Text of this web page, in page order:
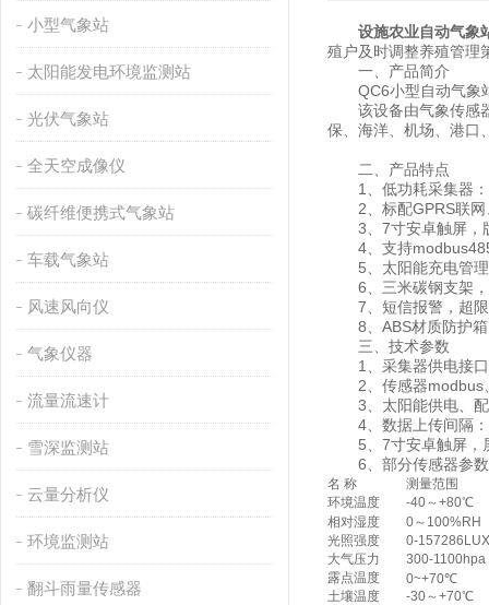
小型气象站
太阳能发电环境监测站
光伏气象站
全天空成像仪
碳纤维便携式气象站
车载气象站
风速风向仪
气象仪器
流量流速计
雪深监测站
云量分析仪
环境监测站
翻斗雨量传感器
设施农业自动气象
殖户及时调整养殖管理
一、产品简介
QC6小型自动气象站
该设备由气象传感器
保、海洋、机场、港口
二、产品特点
1、低功耗采集器：
2、标配GPRS联网
3、7寸安卓触屏，
4、支持
5、太阳能充电管理
6、三米碳钢支架，
7、短信报警，超限
8、ABS材质防护箱
三、技术参数
1、采集器供电接口
2、传感器modbus、
3、太阳能供电、配
4、数据上传间隔：
5、7寸安卓触屏，
6、部分传感器参数
名 称
测量范围
环境温度
-40～+80℃
相对湿度
0～100%RH
光照强度
0-157286LUX
大气压力
300-1100hpa
露点温度
0~+70℃
土壤温度
-30～+70℃